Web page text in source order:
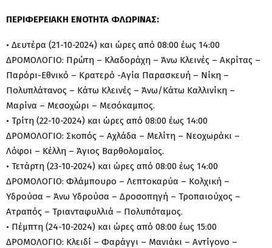
ΠΕΡΙΦΕΡΕΙΑΚΗ ΕΝΟΤΗΤΑ ΦΛΩΡΙΝΑΣ:
• Δευτέρα (21-10-2024) και ώρες από 08:00 έως 14:00
ΔΡΟΜΟΛΟΓΙΟ: Πρώτη – Κλαδοράχη – Άνω Κλεινές – Ακρίτας –
Παρόρι-Εθνικό – Κρατερό -Αγία Παρασκευή – Νίκη –
Πολυπλάτανος – Κάτω Κλεινές – Άνω/Κάτω Καλλινίκη –
Μαρίνα – Μεσοχώρι – Μεσόκαμπος.
• Τρίτη (22-10-2024) και ώρες από 08:00 έως 14:00
ΔΡΟΜΟΛΟΓΙΟ: Σκοπός – Αχλάδα – Μελίτη – Νεοχωράκι –
Λόφοι – Κέλλη – Άγιος Βαρθολομαίος.
• Τετάρτη (23-10-2024) και ώρες από 08:00 έως 14:00
ΔΡΟΜΟΛΟΓΙΟ: Φλάμπουρο – Λεπτοκαρύα – Κολχική –
Υδρούσα – Άνω Υδρούσα – Δροσοπηγή – Τροπαιούχος –
Ατραπός – Τριανταφυλλιά – Πολυπόταμος.
• Πέμπτη (24-10-2024) και ώρες από 08:00 έως 15:00
ΔΡΟΜΟΛΟΓΙΟ: Κλειδί – Φαράγγι – Μανιάκι – Αντίγονο –